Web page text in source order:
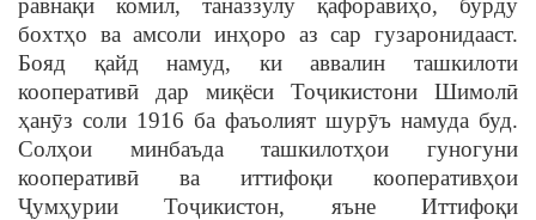
равнақи комил, таназзулу қафоравиҳо, бурду
бохтҳо ва амсоли инҳоро аз сар гузаронидааст.
Бояд қайд намуд, ки аввалин ташкилоти
кооперативӣ дар миқёси Тоҷикистони Шимолӣ
ҳанӯз соли 1916 ба фаъолият шурӯъ намуда буд.
Солҳои минбаъда ташкилотҳои гуногуни
кооперативӣ ва иттифоқи кооперативҳои
Ҷумҳурии Тоҷикистон, яъне Иттифоқи